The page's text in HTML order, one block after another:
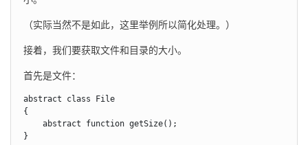
（实际当然不是如此，这里举例所以简化处理。）
接着，我们要获取文件和目录的大小。
首先是文件：
abstract class File
{
    abstract function getSize();
}